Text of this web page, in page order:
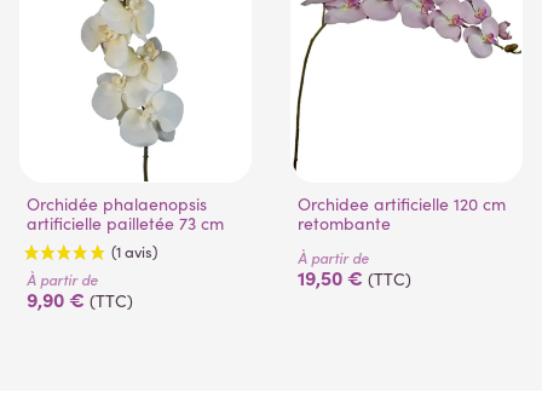
Orchidée phalaenopsis
artificielle pailletée 73 cm
À partir de
9,90 € (TTC)
Orchidee artificielle 120 cm
retombante
À partir de
19,50 € (TTC)